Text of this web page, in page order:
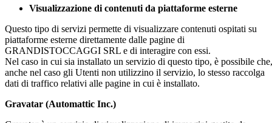
Visualizzazione di contenuti da piattaforme esterne
Questo tipo di servizi permette di visualizzare contenuti ospitati su
piattaforme esterne direttamente dalle pagine di
GRANDISTOCCAGGI SRL e di interagire con essi.
Nel caso in cui sia installato un servizio di questo tipo, è possibile che,
anche nel caso gli Utenti non utilizzino il servizio, lo stesso raccolga
dati di traffico relativi alle pagine in cui è installato.
Gravatar (Automattic Inc.)